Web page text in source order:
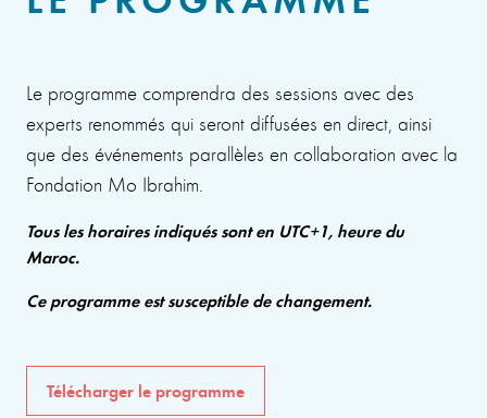
Le programme comprendra des sessions avec des
experts renommés qui seront diffusées en direct, ainsi
que des événements parallèles en collaboration avec la
Fondation Mo Ibrahim.
Tous les horaires indiqués sont en UTC+1, heure du
Maroc.
Ce programme est susceptible de changement.
Télécharger le programme